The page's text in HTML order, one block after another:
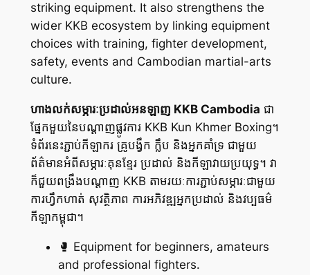
striking equipment. It also strengthens the
wider KKB ecosystem by linking equipment
choices with training, fighter development,
safety, events and Cambodian martial-arts
culture.
ហាងលក់សម្ភារៈប្រដាល់អនឡាញ KKB Cambodia ជា
ផ្នែកមួយនៃបណ្តាញផ្លូវការ KKB Kun Khmer Boxing។
ទំព័រនេះភ្ជាប់កីឡាករ គ្រូបង្វឹក ក្លឹប និងអ្នកគាំទ្រ ជាមួយ
ព័ត៌មានអំពីសម្ភារៈគុនខ្មែរ ប្រដាល់ និងកីឡាវាយប្រយុទ្ធ។ វា
ក៏ជួយពង្រឹងបណ្តាញ KKB តាមរយៈការភ្ជាប់សម្ភារៈជាមួយ
ការហ្វឹកហាត់ សុវត្ថិភាព ការអភិវឌ្ឍអ្នកប្រដាល់ និងវប្បធម៌
កីឡាកម្ពុជា។
🥊 Equipment for beginners, amateurs
and professional fighters.